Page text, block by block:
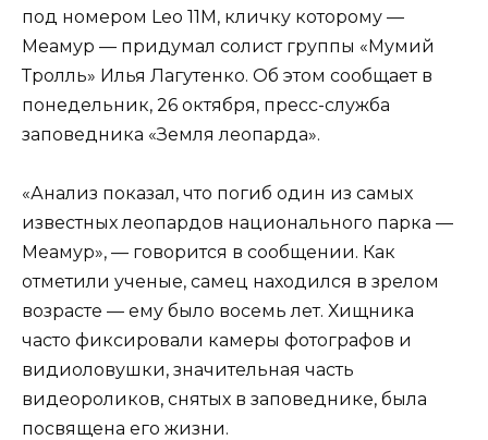
под номером Leo 11M, кличку которому —
Меамур — придумал солист группы «Мумий
Тролль» Илья Лагутенко. Об этом сообщает в
понедельник, 26 октября, пресс-служба
заповедника «Земля леопарда».
«Анализ показал, что погиб один из самых
известных леопардов национального парка —
Меамур», — говорится в сообщении. Как
отметили ученые, самец находился в зрелом
возрасте — ему было восемь лет. Хищника
часто фиксировали камеры фотографов и
видиоловушки, значительная часть
видеороликов, снятых в заповеднике, была
посвящена его жизни.